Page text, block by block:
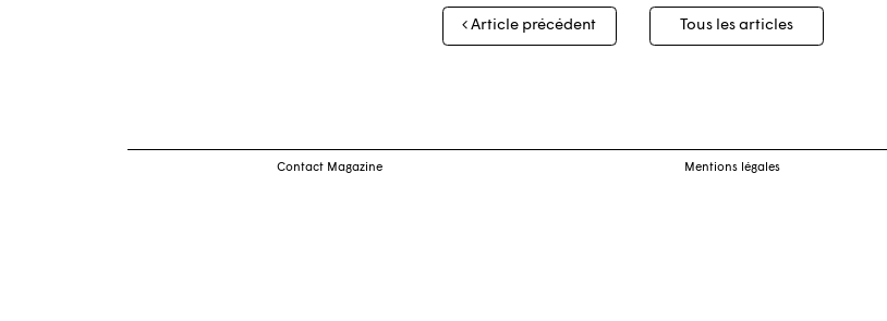
Navigation
des
Article précédent Tous les articles
Contact Magazine Mentions légales